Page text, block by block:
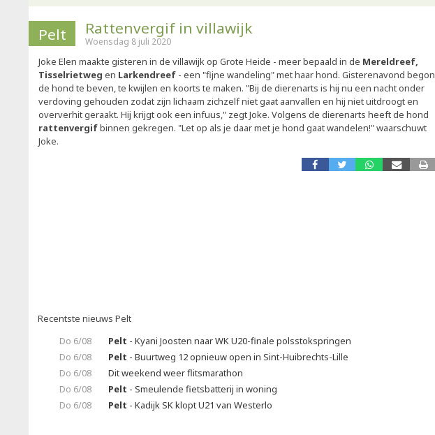
Pelt Rattenvergif in villawijk
Woensdag 8 juli 2020
Joke Elen maakte gisteren in de villawijk op Grote Heide - meer bepaald in de Mereldreef,
Tisselrietweg en Larkendreef - een "fijne wandeling" met haar hond. Gisterenavond begon
de hond te beven, te kwijlen en koorts te maken. "Bij de dierenarts is hij nu een nacht onder
verdoving gehouden zodat zijn lichaam zichzelf niet gaat aanvallen en hij niet uitdroogt en
oververhit geraakt. Hij krijgt ook een infuus," zegt Joke. Volgens de dierenarts heeft de hond
rattenvergifbinnen gekregen. "Let op als je daar met je hond gaat wandelen!" waarschuwt
Joke.
Recentste nieuws Pelt
Do 6/08
Pelt - Kyani Joosten naar WK U20-finale polsstokspringen
Do 6/08
Pelt - Buurtweg 12 opnieuw open in Sint-Huibrechts-Lille
Do 6/08
Dit weekend weer flitsmarathon
Do 6/08
Pelt - Smeulende fietsbatterij in woning
Do 6/08
Pelt - Kadijk SK klopt U21 van Westerlo